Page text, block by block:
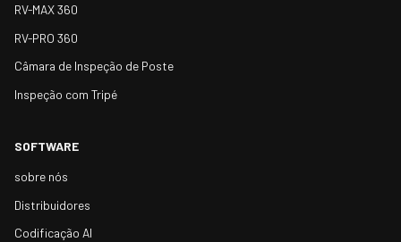
RV-MAX 360
RV-PRO 360
Câmara de Inspeção de Poste
Inspeção com Tripé
SOFTWARE
sobre nós
Distribuidores
Codificação AI